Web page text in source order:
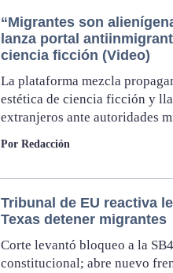
“Migrantes son
lanza portal
ciencia ficción (Video)
La plataforma mezcla
estética de ciencia ficción y
extranjeros ante autoridades
Por Redacción
Tribunal de EU reactiva
Texas detener migrantes
Corte levantó bloqueo a la
constitucional; abre nuevo